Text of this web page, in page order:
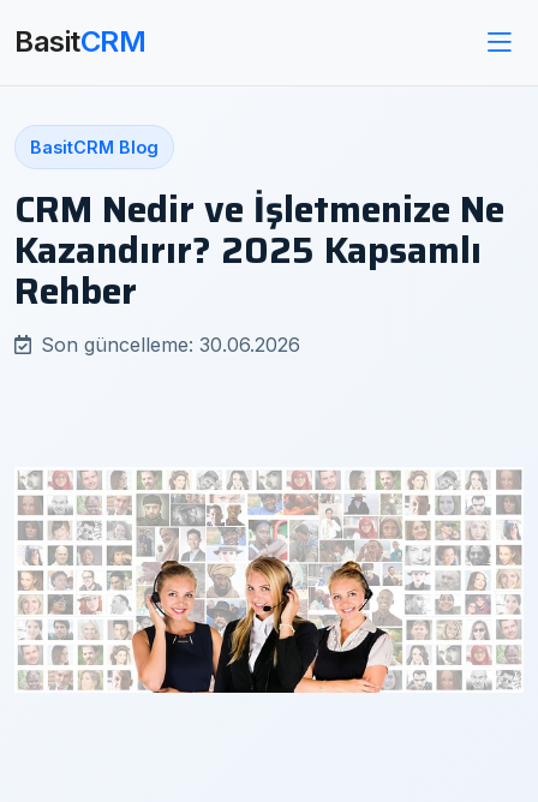
BasitCRM
BasitCRM Blog
CRM Nedir ve İşletmenize Ne
Kazandırır? 2025 Kapsamlı
Rehber
Son güncelleme: 30.06.2026